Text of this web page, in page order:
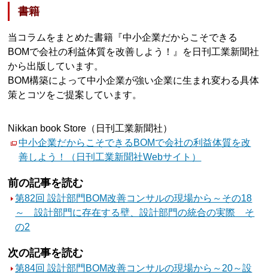
書籍
当コラムをまとめた書籍『中小企業だからこそできる
BOMで会社の利益体質を改善しよう！』を日刊工業新聞社
から出版しています。
BOM構築によって中小企業が強い企業に生まれ変わる具体
策とコツをご提案しています。
Nikkan book Store（日刊工業新聞社）
中小企業だからこそできるBOMで会社の利益体質を改
善しよう！（日刊工業新聞社Webサイト）
前の記事を読む
第82回 設計部門BOM改善コンサルの現場から～その18
～ 設計部門に存在する壁、設計部門の統合の実際 そ
の2
次の記事を読む
第84回 設計部門BOM改善コンサルの現場から～20～設